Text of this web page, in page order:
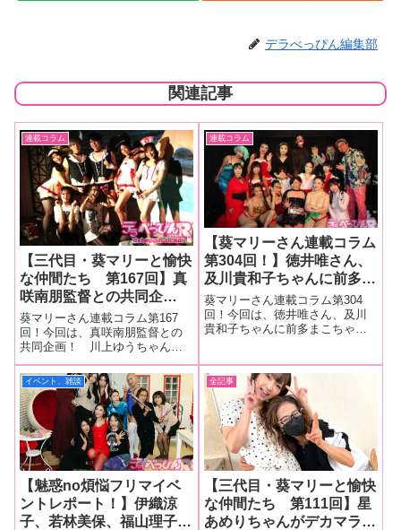
デラべっぴん編集部
関連記事
連載コラム
【三代目・葵マリーと愉快
な仲間たち 第167回】真
咲南朋監督との共同企
画！ 川上ゆうちゃん、岬
あずさちゃん、望月あやか
ちゃん＆向理来氏とフラン
クフルト林氏の豪華キャス
トが出演したイベント『メ
スイキ』！
葵マリーさん連載コラム第167
回！今回は、真咲南朋監督との
共同企画！ 川上ゆうちゃん、
岬あずさちゃん、望月あやかち
ゃん＆向理来氏とフランクフル
ト林氏の豪華キャストが出演し
たイベント『メスイキ』を大量
画像でレポート！■マリーさんの
今までの連載
連載コラム
【葵マリーさん連載コラム
第304回！】徳井唯さん、
及川貴和子ちゃんに前多ま
こちゃんに葵マリーさんの
4人のメンバーで開催し
た。毎年恒例の「SMファ
ートします！
葵マリーさん連載コラム第304
回！今回は、徳井唯さん、及川
貴和子ちゃんに前多まこちゃん
ァン感謝祭」その様子をレポー
トします！■マリーさんの今まで
の連載はこちら 「SMファン感謝
祭」
イベント、雑談
【魅惑no煩悩フリマイベ
ントレポート！】伊織涼
子、若林美保、福山理子が
全記事
【三代目・葵マリーと愉快
な仲間たち 第111回】星
あめりちゃんがデカマラの